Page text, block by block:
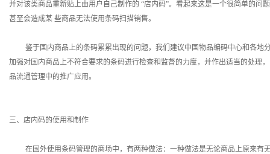
并对该类商品重新贴上由用户自己制作的 “店内码”。看起来这是一个很简单的问
甚至会造成某 些商品无法使用条码扫描销售。
鉴于国内商品上的条码累累出现的问题，我们建议中国物品编码中心和各地
加强对国内商品上不符合要求的条码进行检查和监督的力度，并作出适当的处理
品流通管理中的推广应用。
三、店内码的使用和制作
在国外使用条码管理的商场中，有两种做法：一种做法是无论商品上原来有